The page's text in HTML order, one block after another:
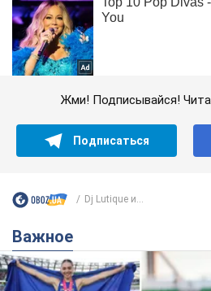
Жми! Подписывайся!
Подписаться
Dj Lutique и...
Важное